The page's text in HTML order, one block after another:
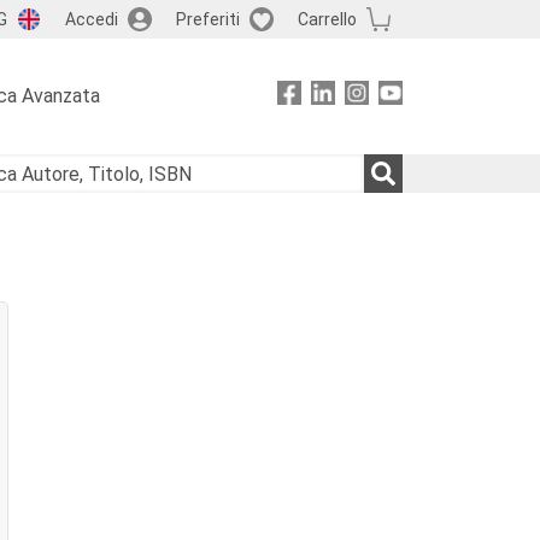
Accedi Preferiti Carrello
Avanzata